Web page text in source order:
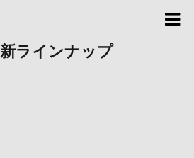
ラインナップ